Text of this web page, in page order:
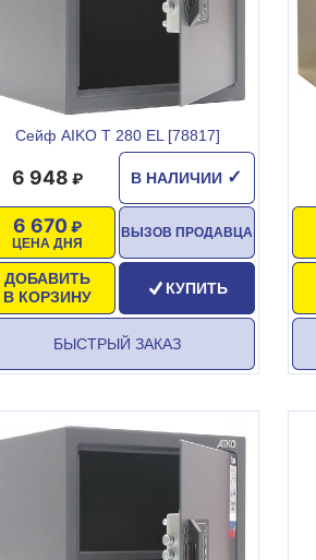
Сейф AIKO T 280 EL [78817]
В НАЛИЧИИ ✓
6 948
ЦЕНА ДНЯ
6 670
ДОБАВИТЬ
В КОРЗИНУ
ВЫЗОВ ПРОДАВЦА
КУПИТЬ
БЫСТРЫЙ ЗАКАЗ